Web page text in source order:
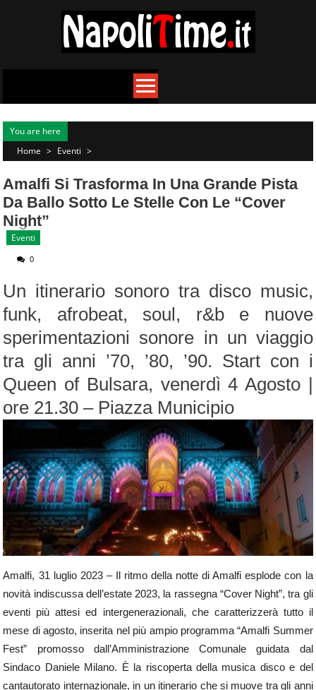
You are here
Home > Eventi >
Amalfi Si Trasforma In Una Grande Pista
Da Ballo Sotto Le Stelle Con Le “Cover
Night”
Eventi
0
Un itinerario sonoro tra disco music,
funk, afrobeat, soul, r&b e nuove
sperimentazioni sonore in un viaggio
tra gli anni ’70, ’80, ’90. Start con i
Queen of Bulsara, venerdì 4 Agosto |
ore 21.30 – Piazza Municipio
Amalfi, 31 luglio 2023 – Il ritmo della notte di Amalfi esplode con la
novità indiscussa dell’estate 2023, la rassegna “Cover Night”, tra gli
eventi più attesi ed intergenerazionali, che caratterizzerà tutto il
mese di agosto, inserita nel più ampio programma “Amalfi Summer
Fest” promosso dall’Amministrazione Comunale guidata dal
Sindaco Daniele Milano. È la riscoperta della musica disco e del
cantautorato internazionale, in un itinerario che si muove tra gli anni